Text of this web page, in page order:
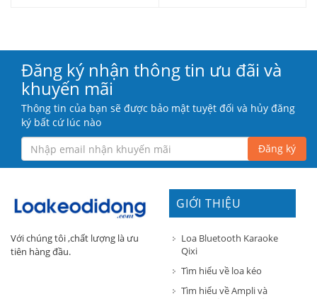
Đăng ký nhận thông tin ưu đãi và
khuyến mãi
Thông tin của bạn sẽ được bảo mật tuyệt đối và hủy đăng
ký bất cứ lúc nào
Đăng ký
Với chúng tôi ,chất lượng là ưu
tiên hàng đầu.
GIỚI THIỆU
Loa Bluetooth Karaoke
Qixi
Tìm hiểu về loa kéo
Tìm hiểu về Ampli và